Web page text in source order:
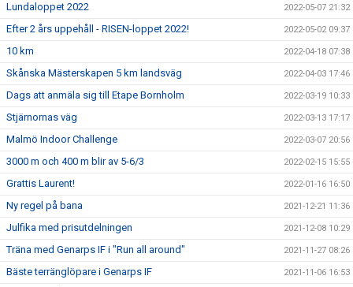
Lundaloppet 2022 2022-05-07 21:32
Efter 2 års uppehåll - RISEN-loppet 2022! 2022-05-02 09:37
10 km 2022-04-18 07:38
Skånska Mästerskapen 5 km landsväg 2022-04-03 17:46
Dags att anmäla sig till Etape Bornholm 2022-03-19 10:33
Stjärnornas väg 2022-03-13 17:17
Malmö Indoor Challenge 2022-03-07 20:56
3000 m och 400 m blir av 5-6/3 2022-02-15 15:55
Grattis Laurent! 2022-01-16 16:50
Ny regel på bana 2021-12-21 11:36
Julfika med prisutdelningen 2021-12-08 10:29
Träna med Genarps IF i "Run all around" 2021-11-27 08:26
Bäste terränglöpare i Genarps IF 2021-11-06 16:53